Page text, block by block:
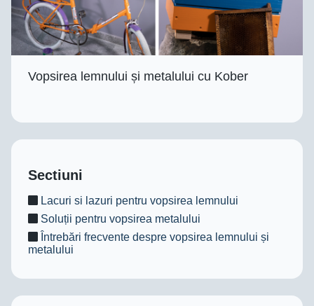
Vopsirea lemnului și metalului cu Kober
Sectiuni
Lacuri si lazuri pentru vopsirea lemnului
Soluții pentru vopsirea metalului
Întrebări frecvente despre vopsirea lemnului și
metalului